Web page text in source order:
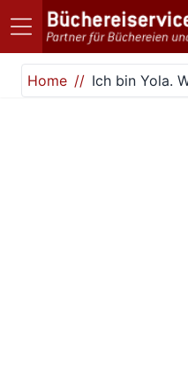
Direkt zum Inhalt
Home
Ich bin Yola.